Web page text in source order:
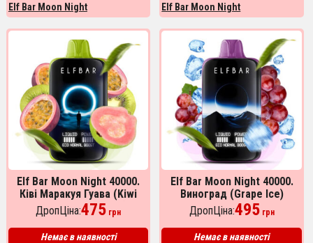
Elf Bar Moon Night Elf Bar Moon Night
Elf Bar Moon Night 40000.
Ківі Маракуя Гуава (Kiwi
Passion Fruit Guava)
ДропЦіна:475 грн
Немає в наявності
Elf Bar Moon Night 40000.
Виноград (Grape Ice)
ДропЦіна:495грн
Немає в наявності